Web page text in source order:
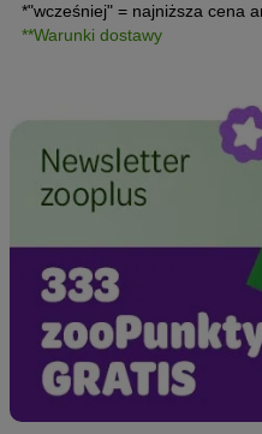
*"wcześniej" = najniższa cena
**Warunki dostawy